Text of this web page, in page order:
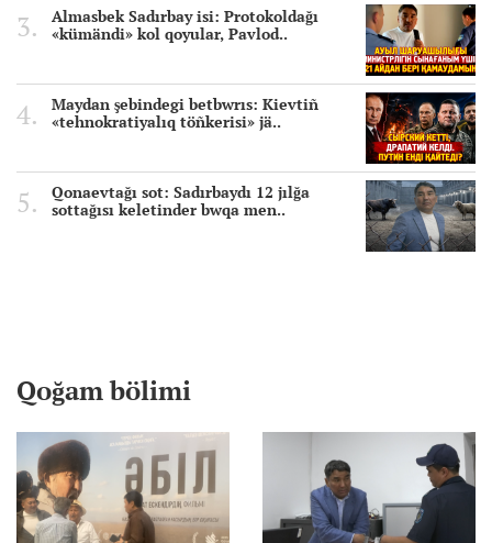
Almasbek Sadırbay isi: Protokoldağı
«kümändi» kol qoyular, Pavlod..
Maydan şebindegi betbwrıs: Kievtiñ
«tehnokratiyalıq töñkerisi» jä..
Qonaevtağı sot: Sadırbaydı 12 jılğa
sottağısı keletinder bwqa men..
Qoğam bölimi